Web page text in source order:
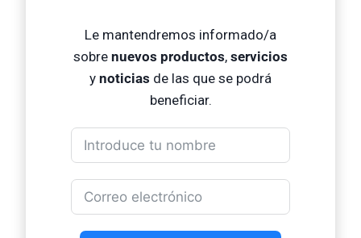
Le mantendremos informado/a
sobre nuevos productos, servicios
y noticias de las que se podrá
beneficiar.